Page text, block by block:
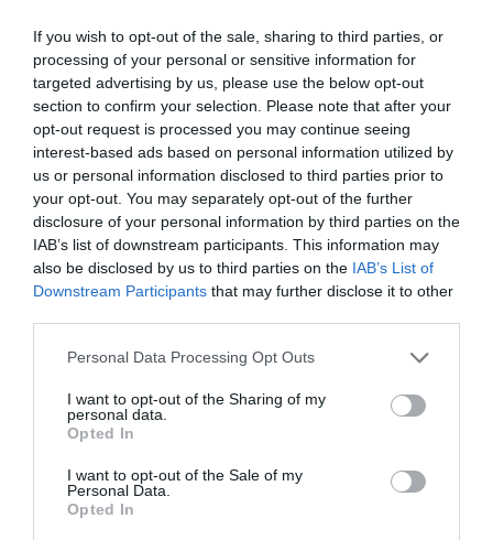
If you wish to opt-out of the sale, sharing to third parties, or
processing of your personal or sensitive information for
targeted advertising by us, please use the below opt-out
section to confirm your selection. Please note that after your
opt-out request is processed you may continue seeing
interest-based ads based on personal information utilized by
us or personal information disclosed to third parties prior to
your opt-out. You may separately opt-out of the further
disclosure of your personal information by third parties on the
IAB’s list of downstream participants. This information may
also be disclosed by us to third parties on the IAB’s List of
Downstream Participants that may further disclose it to other
Please note that this website/app uses one or more Google
not limited to your visit or usage behaviour. You may click to
grant or deny consent to Google and its third-party tags to
use your data for below specified purposes in below Google
consent section.
Personal Data Processing Opt Outs
I want to opt-out of the Sharing of my
personal data.
Opted In
I want to opt-out of the Sale of my
Personal Data.
Opted In
TAGS: BLACKSTONE SKROUTZ ΣΥΜΦΩΝΙΑ